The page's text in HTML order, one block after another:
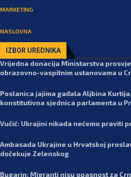
MARKETING
NASLOVNA
IZBOR UREDNIKA
Vrijedna donacija Ministarstva
obrazovno-vaspitnim ustanovama u
Poslanica jajima gađala Aljbina
konstitutivna sjednica parlamenta u
Vučić: Ukrajini nikada nećemo praviti
Ambasada Ukrajine u Hrvatskoj
dočekuje Zelenskog
Bugarin: Migranti nisu opasnost za